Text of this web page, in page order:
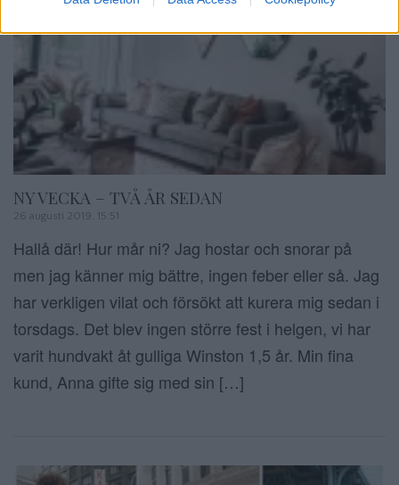
NY VECKA – TVÅ ÅR SEDAN
26 augusti 2019, 15:51
Hallå där! Hur mår ni? Jag hostar och snorar på
men jag känner mig bättre, ingen feber eller så. Jag
har verkligen vilat och försökt att kurera mig sedan i
torsdags. Det blev ingen större fest i helgen, vi har
varit hundvakt åt gulliga Winston 1,5 år. Min fina
kund, Anna gifte sig med sin […]